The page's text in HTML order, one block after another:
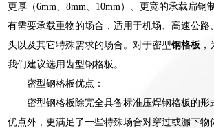
更厚（6mm、8mm、10mm）、更宽的承载扁钢
有需要承载重物的场合，适用于机场、高速公路
头以及其它特殊需求的场合。对于密型钢格板
我们建议选用齿型钢格板。
密型钢格板优点：
密型钢格板除完全具备标准压焊钢格板的形
优点外，更满足了一些特殊场合对穿过或漏下物